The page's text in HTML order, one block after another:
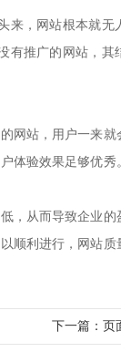
，网站根本就无
有推广的网站，其
网站，用户一来就
体验效果足够优秀
从而导致企业的
顺利进行，网站
下一篇：页